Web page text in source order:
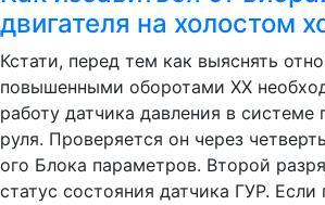
двигателя на холостом
Кстати, перед тем как выяснять
повышенными оборотами ХХ
работу датчика давления в системе
руля. Проверяется он через
ого Блока параметров. Второй
статус состояния датчика ГУР. Если